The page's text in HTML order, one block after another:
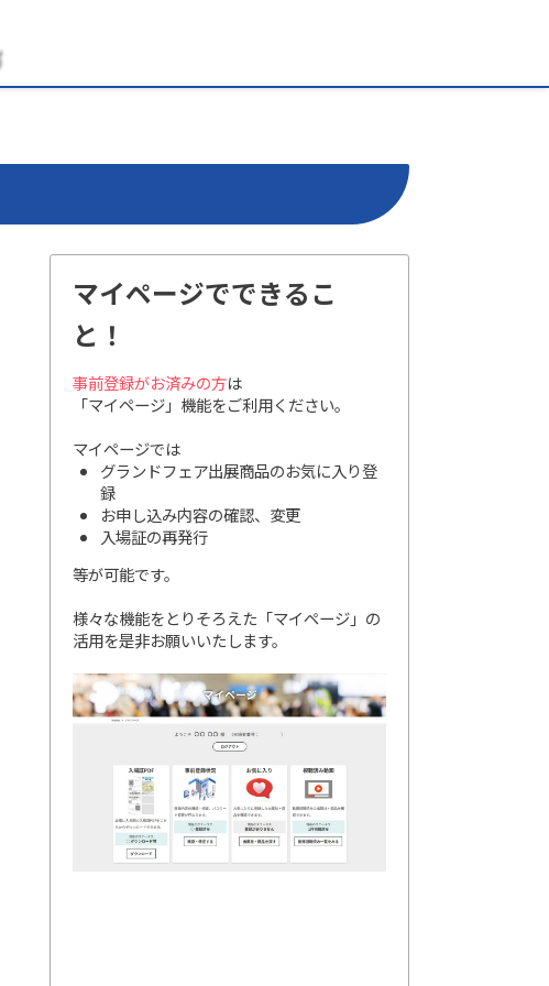
マイページでできるこ
と！
事前登録がお済みの方は
「マイページ」機能をご利用ください。
マイページでは
グランドフェア出展商品のお気に入り登
録
お申し込み内容の確認、変更
入場証の再発行
等が可能です。
様々な機能をとりそろえた「マイページ」の
活用を是非お願いいたします。